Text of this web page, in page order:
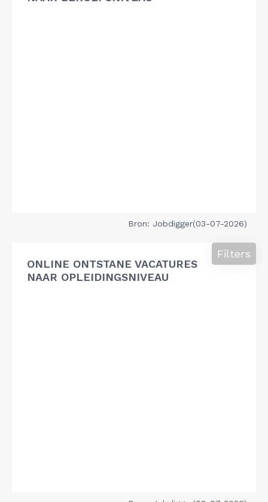
Bron: Jobdigger(03-07-2026)
ONLINE ONTSTANE VACATURES
NAAR OPLEIDINGSNIVEAU
Filters